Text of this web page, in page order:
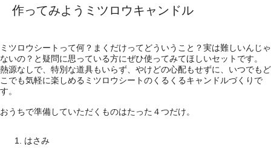
作ってみようミツロウキャンドル
ミツロウシートって何？まくだけってどういうこと？実は難しいんじゃ
ないの？と疑問に思っている方にぜひ使ってみてほしいセットです。
熱源なしで、特別な道具もいらず、やけどの心配もせずに、いつでもど
こでも気軽に楽しめるミツロウシートのくるくるキャンドルづくりで
す。
おうちで準備していただくものはたった４つだけ。
はさみ